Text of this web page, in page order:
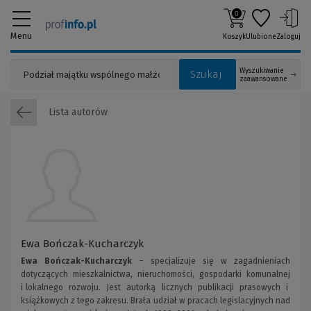
Menu
Szukaj
Wyszukiwanie
zaawansowane
0
KoszykUlubioneZaloguj
Ewa Bończak-Kucharczyk
Ewa Bończak-Kucharczyk – specjalizuje się w zagadnieniach
dotyczących mieszkalnictwa, nieruchomości, gospodarki komunalnej
i lokalnego rozwoju. Jest autorką licznych publikacji prasowych i
książkowych z tego zakresu. Brała udział w pracach legislacyjnych nad
Lista autorów